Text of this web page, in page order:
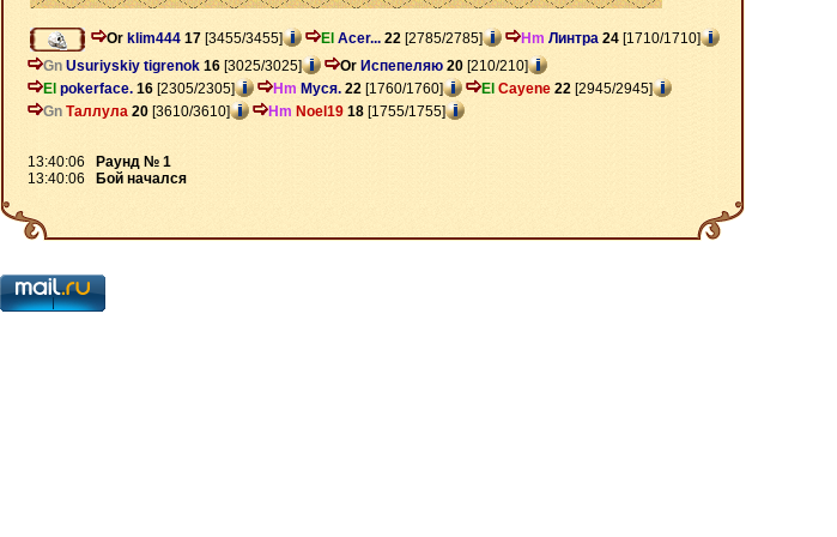
Or klim444 17 [3455/3455] El Acer... 22 [2785/2785] Hm Линтра 24 [1710/1710]
Gn Usuriyskiy tigrenok 16 [3025/3025] Or Испепеляю 20 [210/210]
El pokerface. 16 [2305/2305] Hm Муся. 22 [1760/1760] El Cayene 22 [2945/2945]
Gn Таллула 20 [3610/3610] Hm Noel19 18 [1755/1755]
13:40:06
Раунд № 1
13:40:06
Бой начался